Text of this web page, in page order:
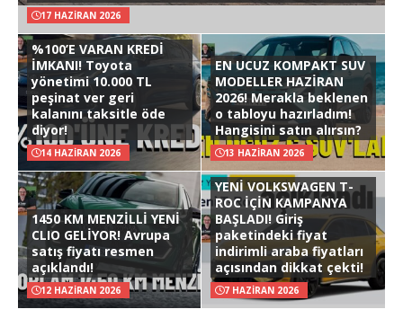
17 HAZIRAN 2026
%100’E VARAN KREDİ
İMKANI! Toyota
yönetimi 10.000 TL
peşinat ver geri
kalanını taksitle öde
diyor!
14 HAZIRAN 2026
EN UCUZ KOMPAKT SUV
MODELLER HAZİRAN
2026! Merakla beklenen
o tabloyu hazırladım!
Hangisini satın alırsın?
13 HAZIRAN 2026
1450 KM MENZİLLİ YENİ
CLIO GELİYOR! Avrupa
satış fiyatı resmen
açıklandı!
12 HAZIRAN 2026
YENİ VOLKSWAGEN T-
ROC İÇİN KAMPANYA
BAŞLADI! Giriş
paketindeki fiyat
indirimli araba fiyatları
açısından dikkat çekti!
7 HAZIRAN 2026